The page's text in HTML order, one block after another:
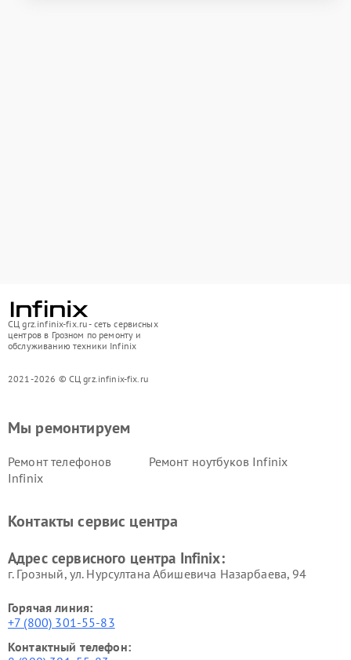
СЦ grz.infinix-fix.ru - сеть сервисных
центров в Грозном по ремонту и
обслуживанию техники Infinix
2021-2026 © СЦ grz.infinix-fix.ru
Мы ремонтируем
Ремонт телефонов
Infinix
Ремонт ноутбуков Infinix
Контакты сервис центра
Адрес сервисного центра Infinix:
г. Грозный, ул. Нурсултана Абишевича Назарбаева, 94
Горячая линия:
+7 (800) 301-55-83
Контактный телефон: